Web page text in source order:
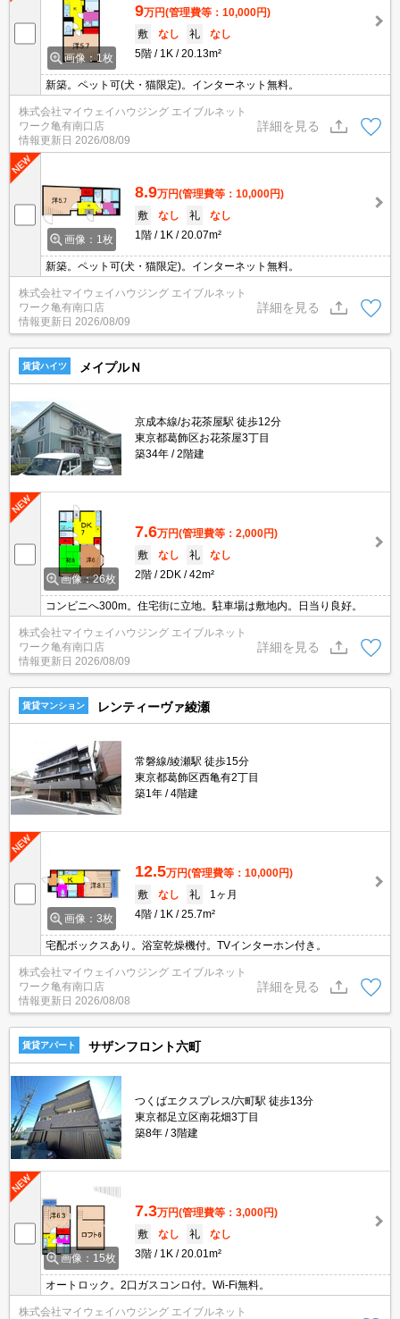
画像：1枚
9万円(管理費等：10,000円)
敷
なし 礼
なし
5階
1K 20.13m²
新築。ペット可(犬・猫限定)。インターネット無料。
株式会社マイウェイハウジング エイブルネット
ワーク亀有南口店
情報更新日 2026/08/09
詳細を見る
画像：1枚
8.9万円(管理費等：10,000円)
敷
なし 礼
なし
1階
1K 20.07m²
新築。ペット可(犬・猫限定)。インターネット無料。
株式会社マイウェイハウジング エイブルネット
ワーク亀有南口店
情報更新日 2026/08/09
詳細を見る
賃貸ハイツ メイプルＮ
京成本線/お花茶屋駅 徒歩12分
東京都葛飾区お花茶屋3丁目
築34年
2階建
画像：26枚
7.6万円(管理費等：2,000円)
敷
なし 礼
なし
2階
2DK 42m²
コンビニへ300m。住宅街に立地。駐車場は敷地内。日当り良好。
株式会社マイウェイハウジング エイブルネット
ワーク亀有南口店
情報更新日 2026/08/09
詳細を見る
賃貸マンション レンティーヴァ綾瀬
常磐線/綾瀬駅 徒歩15分
東京都葛飾区西亀有2丁目
築1年
4階建
画像：3枚
12.5万円(管理費等：10,000円)
敷
なし 礼
1ヶ月
4階
1K 25.7m²
宅配ボックスあり。浴室乾燥機付。TVインターホン付き。
株式会社マイウェイハウジング エイブルネット
ワーク亀有南口店
情報更新日 2026/08/08
詳細を見る
賃貸アパート サザンフロント六町
つくばエクスプレス/六町駅 徒歩13分
東京都足立区南花畑3丁目
築8年
3階建
画像：15枚
7.3万円(管理費等：3,000円)
敷
なし 礼
なし
3階
1K 20.01m²
オートロック。2口ガスコンロ付。Wi-Fi無料。
株式会社マイウェイハウジング エイブルネット